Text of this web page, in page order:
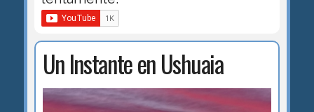
Un Instante en Ushuaia